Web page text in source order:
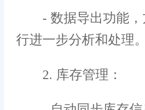
- 数据导出功能，
行进一步分析和处理。
2. 库存管理：